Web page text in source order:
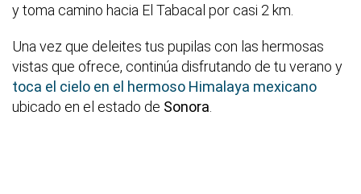
y toma camino hacia El Tabacal por casi 2 km.
Una vez que deleites tus pupilas con las hermosas
vistas que ofrece, continúa disfrutando de tu verano y
toca el cielo en el hermoso Himalaya mexicano
ubicado en el estado de Sonora.